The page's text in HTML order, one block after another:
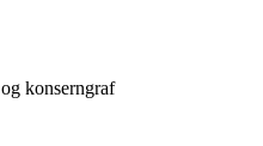
konserngraf